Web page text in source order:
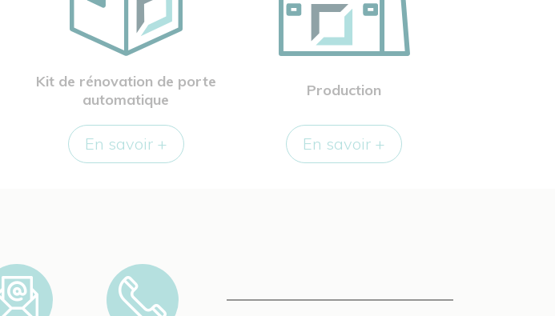
Kit de rénovation de porte
automatique
En savoir +
Production
En savoir +